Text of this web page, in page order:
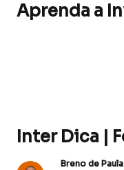
Aprenda a
Inter Dica |
Breno de Paula